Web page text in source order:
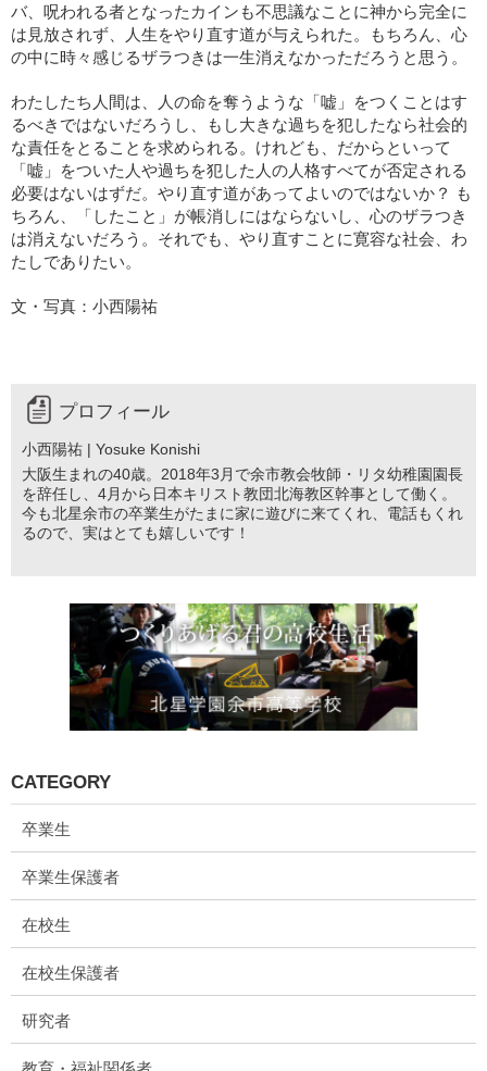
バ、呪われる者となったカインも不思議なことに神から完全に
は見放されず、人生をやり直す道が与えられた。もちろん、心
の中に時々感じるザラつきは一生消えなかっただろうと思う。
わたしたち人間は、人の命を奪うような「嘘」をつくことはす
るべきではないだろうし、もし大きな過ちを犯したなら社会的
な責任をとることを求められる。けれども、だからといって
「嘘」をついた人や過ちを犯した人の人格すべてが否定される
必要はないはずだ。やり直す道があってよいのではないか？ も
ちろん、「したこと」が帳消しにはならないし、心のザラつき
は消えないだろう。それでも、やり直すことに寛容な社会、わ
たしでありたい。
文・写真：小西陽祐
プロフィール
小西陽祐 | Yosuke Konishi
大阪生まれの40歳。2018年3月で余市教会牧師・リタ幼稚園園長
を辞任し、4月から日本キリスト教団北海教区幹事として働く。
今も北星余市の卒業生がたまに家に遊びに来てくれ、電話もくれ
るので、実はとても嬉しいです！
CATEGORY
卒業生
卒業生保護者
在校生
在校生保護者
研究者